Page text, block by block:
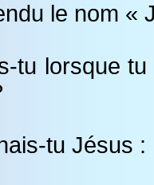
le nom «
tu lorsque tu
tu Jésus :